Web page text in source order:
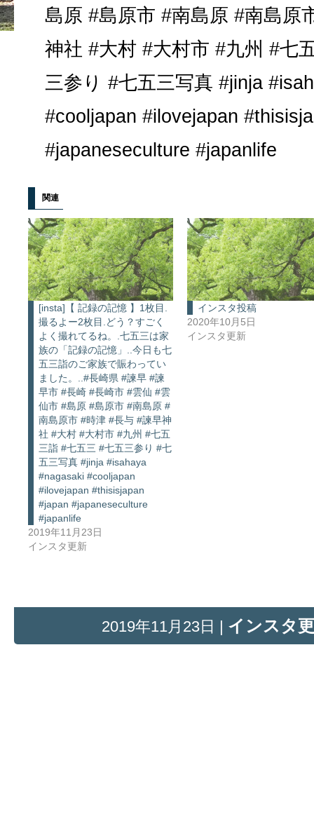
島原 #島原市 #南島原 #南島原
神社 #大村 #大村市 #九州 #七
三参り #七五三写真 #jinja
#cooljapan #ilovejapan
#japaneseculture #japanlife
関連
[insta]【 記録の記憶 】1枚目.
撮るよー2枚目.どう？すごく
よく撮れてるね。.七五三は家
族の「記録の記憶」..今日も七
五三詣のご家族で賑わってい
ました。..#長崎県 #諫早 #諫
早市 #長崎 #長崎市 #雲仙 #雲
仙市 #島原 #島原市 #南島原 #
南島原市 #時津 #長与 #諫早神
社 #大村 #大村市 #九州 #七五
三詣 #七五三 #七五三参り #七
五三写真 #jinja #isahaya
#nagasaki #cooljapan
#ilovejapan #thisisjapan
#japan #japaneseculture
#japanlife
2019年11月23日
インスタ更新
インスタ投稿
2020年10月5日
インスタ更新
2019年11月23日 | インスタ